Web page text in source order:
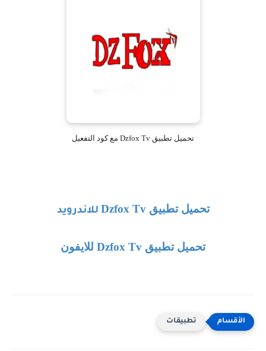
تحميل تطبيق Dzfox Tv مع كود التفعيل
تحميل تطبيقDzfox Tv للاندرويد
تحميل تطبيق Dzfox Tv للايفون
تطبيقات